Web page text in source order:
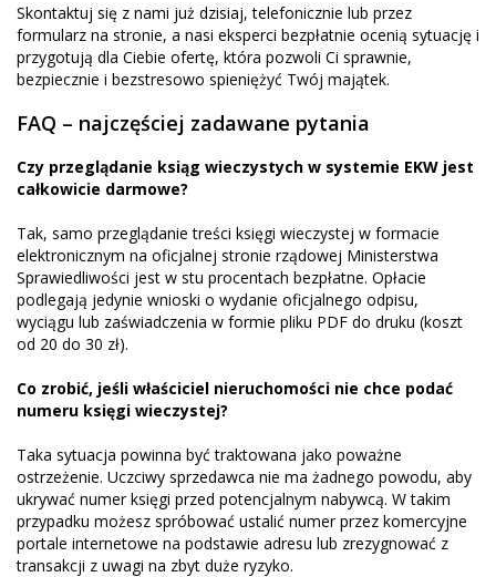
Skontaktuj się z nami już dzisiaj, telefonicznie lub przez
formularz na stronie, a nasi eksperci bezpłatnie ocenią sytuację i
przygotują dla Ciebie ofertę, która pozwoli Ci sprawnie,
bezpiecznie i bezstresowo spieniężyć Twój majątek.
FAQ – najczęściej zadawane pytania
Czy przeglądanie ksiąg wieczystych w systemie EKW jest
całkowicie darmowe?
Tak, samo przeglądanie treści księgi wieczystej w formacie
elektronicznym na oficjalnej stronie rządowej Ministerstwa
Sprawiedliwości jest w stu procentach bezpłatne. Opłacie
podlegają jedynie wnioski o wydanie oficjalnego odpisu,
wyciągu lub zaświadczenia w formie pliku PDF do druku (koszt
od 20 do 30 zł).
Co zrobić, jeśli właściciel nieruchomości nie chce podać
numeru księgi wieczystej?
Taka sytuacja powinna być traktowana jako poważne
ostrzeżenie. Uczciwy sprzedawca nie ma żadnego powodu, aby
ukrywać numer księgi przed potencjalnym nabywcą. W takim
przypadku możesz spróbować ustalić numer przez komercyjne
portale internetowe na podstawie adresu lub zrezygnować z
transakcji z uwagi na zbyt duże ryzyko.